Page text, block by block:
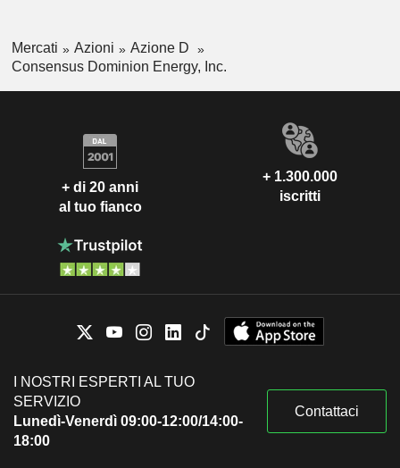
Mercati Azioni
Azione D
Consensus Dominion Energy, Inc.
+ di 20 anni
al tuo fianco
+ 1.300.000
iscritti
I NOSTRI ESPERTI AL TUO
SERVIZIO
Lunedì-Venerdì 09:00-12:00/14:00-
18:00
Contattaci